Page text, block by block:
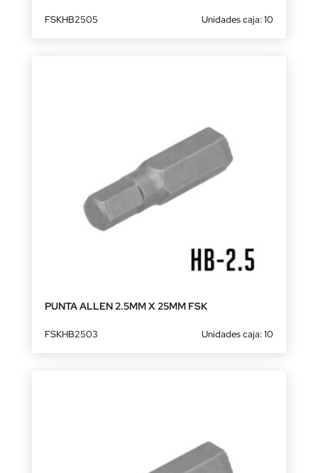
FSKHB2505 Unidades caja: 10
PUNTA ALLEN 2.5MM X 25MM FSK
FSKHB2503 Unidades caja: 10